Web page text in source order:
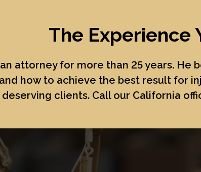
The Experience
attorney for more than 25 years. He
how to achieve the best result for
clients. Call our California